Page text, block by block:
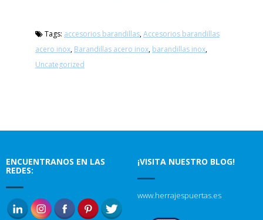
Tags: accesorios barandillas,Accesorios barandillas
acero inox, Barandillas acero inox, barandillas inox,
Uncategorized
ENCUENTRANOS EN LAS
REDES:
¡VISITA NUESTRO BLOG!
www.herrajespuertas.es